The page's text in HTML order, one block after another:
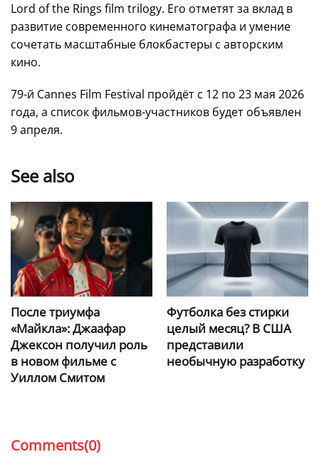
Lord of the Rings film trilogy. Его отметят за вклад в
развитие современного кинематографа и умение
сочетать масштабные блокбастеры с авторским
кино.
79-й Cannes Film Festival пройдёт с 12 по 23 мая 2026
года, а список фильмов-участников будет объявлен
9 апреля.
See also
После триумфа
«Майкла»: Джаафар
Джексон получил роль
в новом фильме с
Уиллом Смитом
Футболка без стирки
целый месяц? В США
представили
необычную разработку
Comments(0)